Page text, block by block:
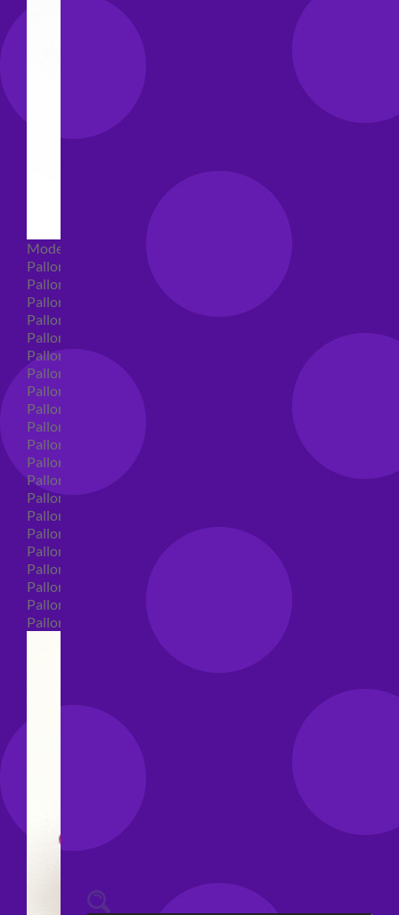
Modellabili
Palloncini mongolfiera in lattice
Palloncini Mini Shape
Palloncini Shape
Palloncini nascita shape
Palloncini Battesimo shape
Palloncini Altre Ricorrenze Shape
Palloncini primo compleanno shape
Palloncini Animali Shape
Palloncini Personaggi shape
Palloncini comunione shape
Palloncini Cresima shape
Palloncini laurea shape
Palloncini compleanno shape
Palloncini 18 anni shape
Palloncini 30 anni shape
Palloncini 40 anni shape
Palloncini 50 anni shape
Palloncini 60/70/80/90/100 anni shape
Palloncini Matrimonio shape
Palloncini Anniversario shape
Palloncini generici shape